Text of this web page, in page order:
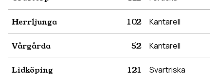
Herrljunga 102 Kantarell
Vårgårda 52 Kantarell
Lidköping 121 Svartriska